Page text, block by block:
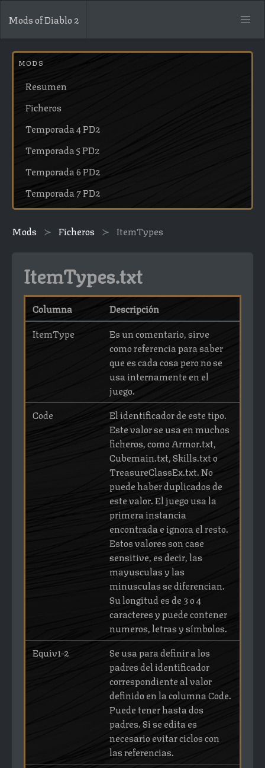
Mods of Diablo 2
MODS
Resumen
Ficheros
Temporada 4 PD2
Temporada 5 PD2
Temporada 6 PD2
Temporada 7 PD2
Mods Ficheros ItemTypes
ItemTypes.txt
Columna
Descripción
ItemType
Es un comentario, sirve
como referencia para saber
que es cada cosa pero no se
usa internamente en el
juego.
Code
El identificador de este tipo.
Este valor se usa en muchos
ficheros, como Armor.txt,
Cubemain.txt, Skills.txt o
TreasureClassEx.txt. No
puede haber duplicados de
este valor. El juego usa la
primera instancia
encontrada e ignora el resto.
Estos valores son case
sensitive, es decir, las
mayusculas y las
minusculas se diferencian.
Su longitud es de 3 o 4
caracteres y puede contener
numeros, letras y símbolos.
Equiv1-2
Se usa para definir a los
padres del identificador
correspondiente al valor
definido en la columna Code.
Puede tener hasta dos
padres. Si se edita es
necesario evitar ciclos con
las referencias.